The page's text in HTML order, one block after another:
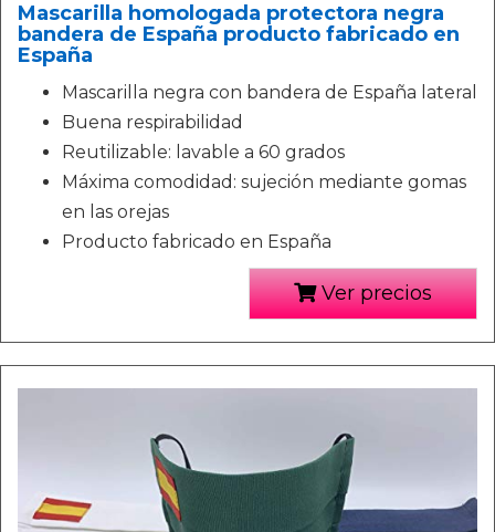
Mascarilla homologada protectora negra
bandera de España producto fabricado en
España
Mascarilla negra con bandera de España lateral
Buena respirabilidad
Reutilizable: lavable a 60 grados
Máxima comodidad: sujeción mediante gomas
en las orejas
Producto fabricado en España
Ver precios